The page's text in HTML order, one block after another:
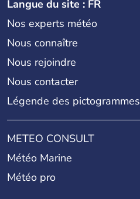
Langue du site : FR
Nos experts météo
Nous connaître
Nous rejoindre
Nous contacter
Légende des pictogrammes
METEO CONSULT
Météo Marine
Météo pro